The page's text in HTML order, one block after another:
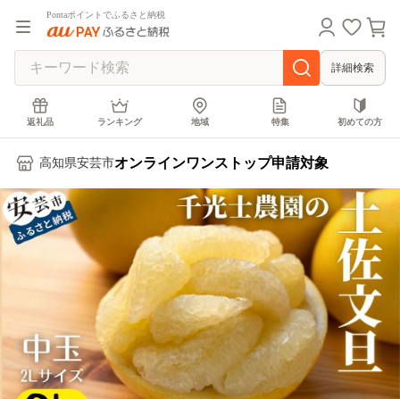
Pontaポイントでふるさと納税
詳細検索
返礼品 ランキング 地域 特集 初めての方
高知県安芸市オンラインワンストップ申請対象